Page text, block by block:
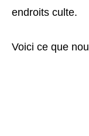
endroits culte.
Voici ce que